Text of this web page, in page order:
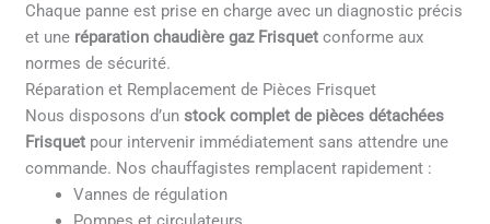
Chaque panne est prise en charge avec un diagnostic précis
et une réparation chaudière gaz Frisquet conforme aux
normes de sécurité.
Réparation et Remplacement de Pièces Frisquet
Nous disposons d’unstock complet de pièces détachées
Frisquet pour intervenir immédiatement sans attendre une
commande. Nos chauffagistes remplacent rapidement :
Vannes de régulation